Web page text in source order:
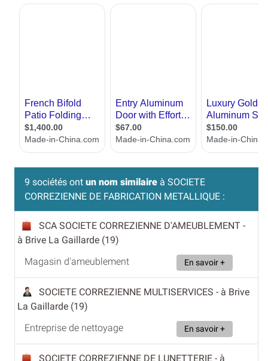
9 sociétés ont un nom similaire à SOCIETE
CORREZIENNE DE FABRICATION METALLIQUE :
SCA SOCIETE CORREZIENNE D'AMEUBLEMENT -
à Brive La Gaillarde (19)
Magasin d'ameublement
En savoir +
SOCIETE CORREZIENNE MULTISERVICES - à Brive
La Gaillarde (19)
Entreprise de nettoyage
En savoir +
SOCIETE CORREZIENNE DE LUNETTERIE - à